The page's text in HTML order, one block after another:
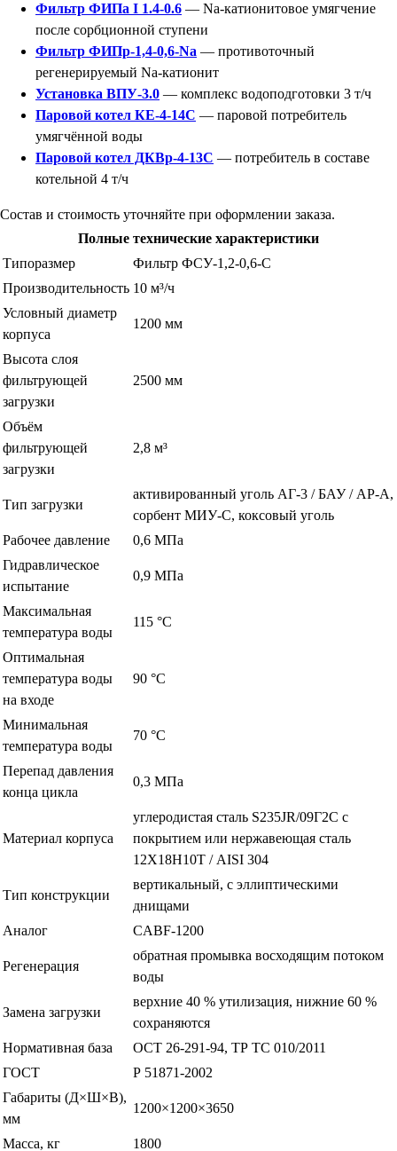
Фильтр ФИПа I 1.4-0.6 — Na-катионитовое умягчение
после сорбционной ступени
Фильтр ФИПр-1,4-0,6-Na — противоточный
регенерируемый Na-катионит
Установка ВПУ-3.0 — комплекс водоподготовки 3 т/ч
Паровой котел КЕ-4-14С — паровой потребитель
умягчённой воды
Паровой котел ДКВр-4-13С — потребитель в составе
котельной 4 т/ч
Состав и стоимость уточняйте при оформлении заказа.
Полные технические характеристики
Типоразмер
Фильтр ФСУ-1,2-0,6-С
Производительность 10 м³/ч
Условный диаметр
корпуса
1200 мм
Высота слоя
фильтрующей
загрузки
2500 мм
Объём
фильтрующей
загрузки
2,8 м³
Тип загрузки
активированный уголь АГ-3 / БАУ / АР-А,
сорбент МИУ-С, коксовый уголь
Рабочее давление
0,6 МПа
Гидравлическое
испытание
0,9 МПа
Максимальная
температура воды
115 °С
Оптимальная
температура воды
на входе
90 °С
Минимальная
температура воды
70 °С
Перепад давления
конца цикла
0,3 МПа
Материал корпуса
углеродистая сталь S235JR/09Г2С с
покрытием или нержавеющая сталь
12Х18Н10Т / AISI 304
Тип конструкции
вертикальный, с эллиптическими
днищами
Аналог
CABF-1200
Регенерация
обратная промывка восходящим потоком
воды
Замена загрузки
верхние 40 % утилизация, нижние 60 %
сохраняются
Нормативная база
ОСТ 26-291-94, ТР ТС 010/2011
ГОСТ
Р 51871-2002
Габариты (Д×Ш×В),
мм
1200×1200×3650
Масса, кг 1800